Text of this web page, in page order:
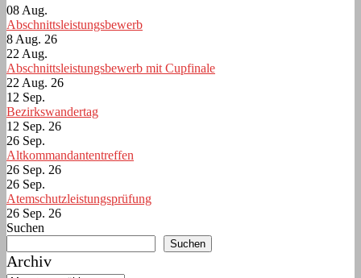
08 Aug.
Abschnittsleistungsbewerb
8 Aug. 26
22 Aug.
Abschnittsleistungsbewerb mit Cupfinale
22 Aug. 26
12 Sep.
Bezirkswandertag
12 Sep. 26
26 Sep.
Altkommandantentreffen
26 Sep. 26
26 Sep.
Atemschutzleistungsprüfung
26 Sep. 26
Suchen
Suchen
Archiv